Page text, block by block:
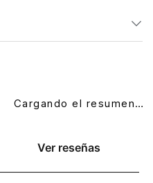
Ver reseñas
Cargando el resumen…